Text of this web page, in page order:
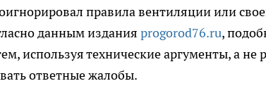
правила вентиляции или
данным издания progorod76.ru,
используя технические аргументы, а не
ответные жалобы.